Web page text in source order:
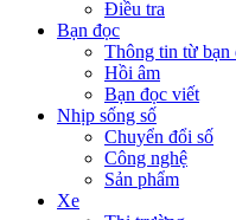
Điều tra
Bạn đọc
Thông tin từ bạn
Hồi âm
Bạn đọc viết
Nhịp sống số
Chuyển đổi số
Công nghệ
Sản phẩm
Xe